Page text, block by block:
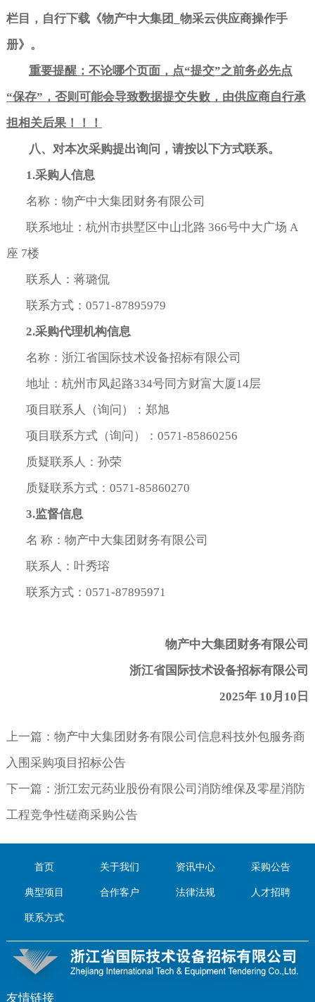
栏目，自行下载《物产中大集团
物采云供应商操作手
册》。
重要提醒：不论哪个页面，点“提交”之前务必先点
“保存” ，否则可能会导致数据提交失败， 由供应商自行承
担相关后果！！！
八、对本次采购提出询问，请按以下方式联系。
1.采购人信息
名称：物产中大集团财务有限公司
联系地址：杭州市拱墅区中山北路 366号中大广场 A
座 7楼
联系人：蒋璐侃
联系方式：0571-87895979
2.采购代理机构信息
名称：浙江省国际技术设备招标有限公司
地址：杭州市凤起路334号同方财富大厦14层
项目联系人（询问）：郑旭
项目联系方式（询问）：0571-85860256
质疑联系人：孙荣
质疑联系方式：0571-85860270
3.监督信息
名 称：物产中大集团财务有限公司
联系人：叶秀瑢
联系方式：0571-87895971
物产中大集团财务有限公司
浙江省国际技术设备招标有限公司
2025年 10 月 10 日
上一篇： 物产中大集团财务有限公司信息科技外包服务商
入围采购项目招标公告
下一篇： 浙江宏元药业股份有限公司消防维保及零星消防
工程竞争性磋商采购公告
首页 关于我们 资讯中心 采购公告
典型项目 合作客户 法律法规 人才招聘
联系方式
友情链接